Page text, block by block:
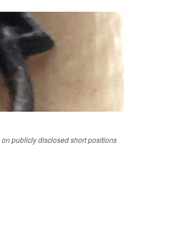
publicly disclosed short positions